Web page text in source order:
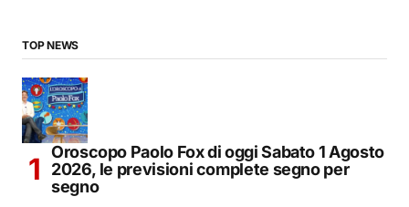
TOP NEWS
Oroscopo Paolo Fox di oggi Sabato 1 Agosto
2026, le previsioni complete segno per
segno